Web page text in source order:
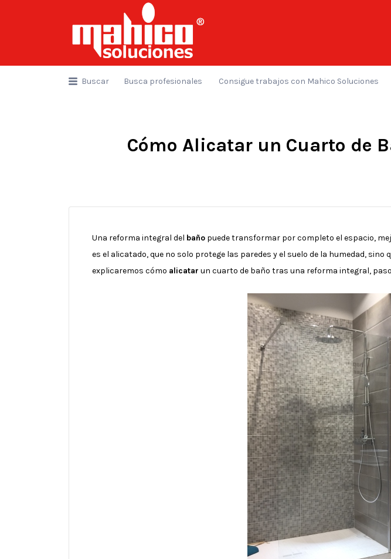
por:
Buscar Busca profesionales Consigue trabajos con Mahico Soluciones
Cómo Alicatar un Cuarto de
Una reforma integral del baño puede transformar por completo el espacio,
es el alicatado, que no solo protege las paredes y el suelo de la humedad,
explicaremos cómo alicatar un cuarto de baño tras una reforma integral,